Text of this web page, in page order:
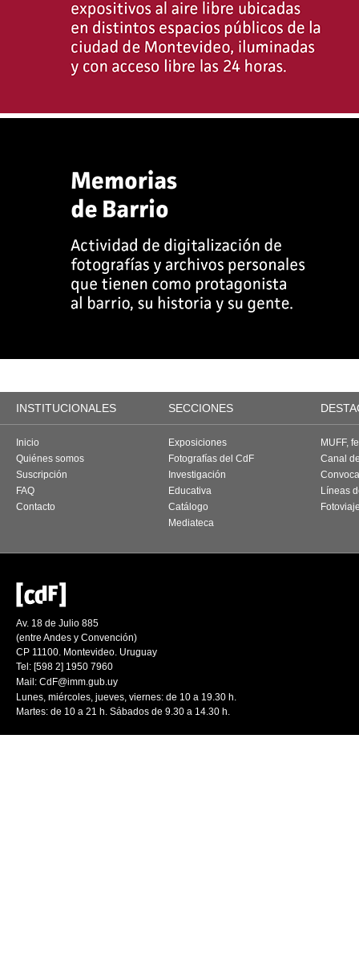
INSTITUCIONALES SECCIONES
Inicio
Quiénes somos
Suscripción
FAQ
Contacto
Exposiciones
Fotografías del CdF
Investigación
Educativa
Catálogo
Mediateca
MUFF,
Canal
Líneas
Av. 18 de Julio 885
(entre Andes y Convención)
CP 11100. Montevideo. Uruguay
Tel: [598 2] 1950 7960
Mail: CdF@imm.gub.uy
Lunes, miércoles, jueves, viernes: de 10 a 19.30 h.
Martes: de 10 a 21 h. Sábados de 9.30 a 14.30 h.